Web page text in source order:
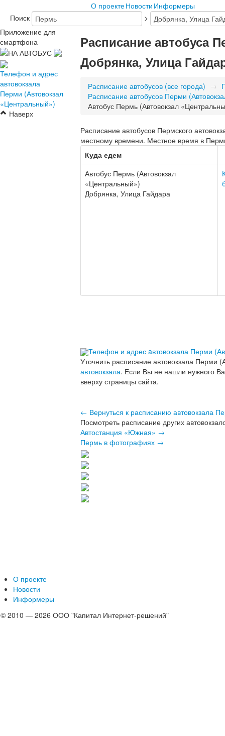
О проектеНовости Информеры
Поиск
>
Приложение для
смартфона
Телефон и адрес
автовокзала
Перми (Автовокзал
«Центральный»)
Наверх
Расписание автобуса
Добрянка, Улица
Расписание автобусов (все города) →
Расписание автобусов Перми
Автобус Пермь (Автовокзал
Расписание автобусов Пермского
местному времени. Местное время в
Куда едем
Автобус Пермь (Автовокзал
«Центральный»)
Добрянка, Улица Гайдара
Телефон и адрес aвтовокзала Перми
Уточнить расписание автовокзала
автовокзала. Если Вы не нашли нужного
вверху страницы сайта.
← Вернуться к расписанию автовокзала
Посмотреть расписание других
Автостанция «Южная» →
Пермь в фотографиях →
О проекте
Новости
Информеры
© 2010 — 2026 ООО "Капитал Интернет-решений"